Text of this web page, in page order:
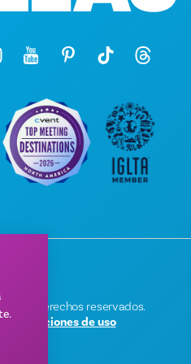
los derechos reservados.
| Condiciones de uso